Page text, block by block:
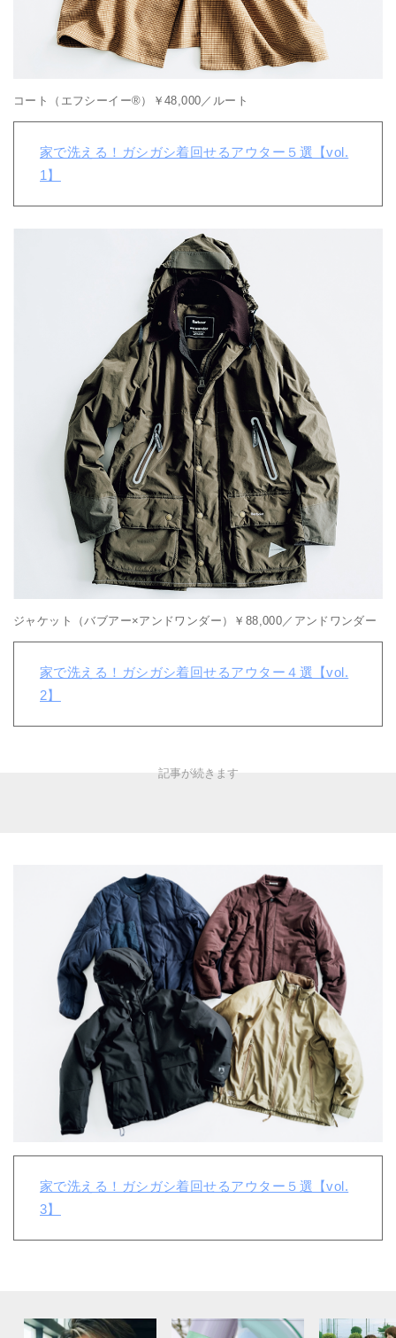
コート（エフシーイー®）￥48,000／ルート
家で洗える！ガシガシ着回せるアウター５選【vol.
1】
ジャケット（バブアー×アンドワンダー）￥88,000／アンドワンダー
家で洗える！ガシガシ着回せるアウター４選【vol.
2】
家で洗える！ガシガシ着回せるアウター５選【vol.
3】